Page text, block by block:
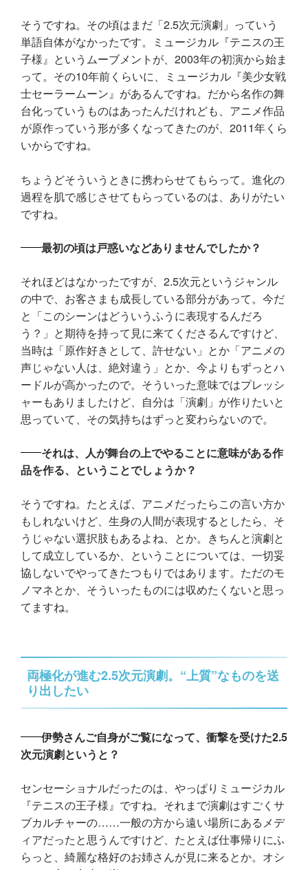
そうですね。その頃はまだ「2.5次元演劇」っていう
単語自体がなかったです。ミュージカル『テニスの王
子様』というムーブメントが、2003年の初演から始ま
って。その10年前くらいに、ミュージカル『美少女戦
士セーラームーン』があるんですね。だから名作の舞
台化っていうものはあったんだけれども、アニメ作品
が原作っていう形が多くなってきたのが、2011年くら
いからですね。
ちょうどそういうときに携わらせてもらって。進化の
過程を肌で感じさせてもらっているのは、ありがたい
ですね。
最初の頃は戸惑いなどありませんでしたか？
それほどはなかったですが、2.5次元というジャンル
の中で、お客さまも成長している部分があって。今だ
と「このシーンはどういうふうに表現するんだろ
う？」と期待を持って見に来てくださるんですけど、
当時は「原作好きとして、許せない」とか「アニメの
声じゃない人は、絶対違う」とか、今よりもずっとハ
ードルが高かったので。そういった意味ではプレッシ
ャーもありましたけど、自分は「演劇」が作りたいと
思っていて、その気持ちはずっと変わらないので。
それは、人が舞台の上でやることに意味がある作
品を作る、ということでしょうか？
そうですね。たとえば、アニメだったらこの言い方か
もしれないけど、生身の人間が表現するとしたら、そ
うじゃない選択肢もあるよね、とか。きちんと演劇と
して成立しているか、ということについては、一切妥
協しないでやってきたつもりではあります。ただのモ
ノマネとか、そういったものには収めたくないと思っ
てますね。
両極化が進む2.5次元演劇。“上質”なものを送
り出したい
伊勢さんご自身がご覧になって、衝撃を受けた2.5
次元演劇というと？
センセーショナルだったのは、やっぱりミュージカル
『テニスの王子様』ですね。それまで演劇はすごくサ
ブカルチャーの……一般の方から遠い場所にあるメデ
ィアだったと思うんですけど、たとえば仕事帰りにふ
らっと、綺麗な格好のお姉さんが見に来るとか。オシ